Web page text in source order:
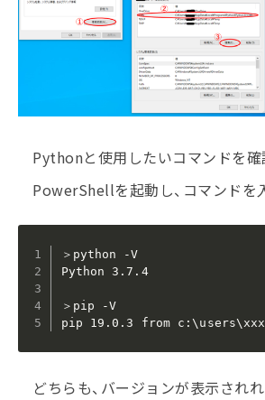
Pythonと使用したいコマンドを確
PowerShellを起動し、コマンドを
＞python -V
Python 3.7.4
＞pip -V
pip 19.0.3 from
どちらも、バージョンが表示されれ